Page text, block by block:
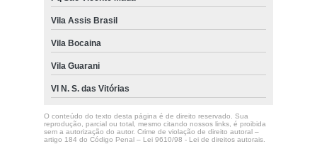
Vila Assis Brasil
Vila Bocaina
Vila Guarani
Vl N. S. das Vitórias
O conteúdo do texto desta página é de direito reservado. Sua
reprodução, parcial ou total, mesmo citando nossos links, é proibida
sem a autorização do autor. Crime de violação de direito autoral –
artigo 184 do Código Penal – Lei 9610/98 - Lei de direitos autorais.